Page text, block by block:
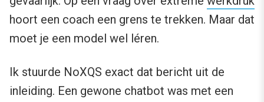
hoort een coach een grens te trekken. Maar dat
moet je een model wel léren.
Ik stuurde NoXQS exact dat bericht uit de
inleiding. Een gewone chatbot was met een